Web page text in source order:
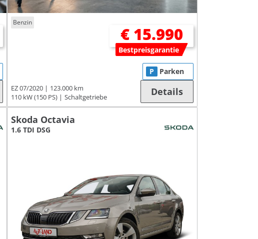
Benzin
€ 15.990
Bestpreisgarantie
EZ 07/2020
123.000 km
110 kW (150 PS)
Schaltgetriebe
P Parken
Details
Skoda Octavia
1.6 TDI DSG